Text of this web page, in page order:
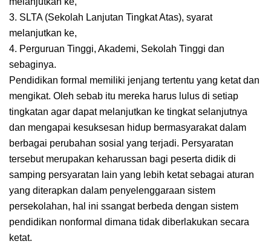
3. SLTA (Sekolah Lanjutan Tingkat Atas), syarat
melanjutkan ke,
4. Perguruan Tinggi, Akademi, Sekolah Tinggi dan
sebaginya.
Pendidikan formal memiliki jenjang tertentu yang ketat dan
mengikat. Oleh sebab itu mereka harus lulus di setiap
tingkatan agar dapat melanjutkan ke tingkat selanjutnya
dan mengapai kesuksesan hidup bermasyarakat dalam
berbagai perubahan sosial yang terjadi. Persyaratan
tersebut merupakan keharussan bagi peserta didik di
samping persyaratan lain yang lebih ketat sebagai aturan
yang diterapkan dalam penyelenggaraan sistem
persekolahan, hal ini ssangat berbeda dengan sistem
pendidikan nonformal dimana tidak diberlakukan secara
ketat.